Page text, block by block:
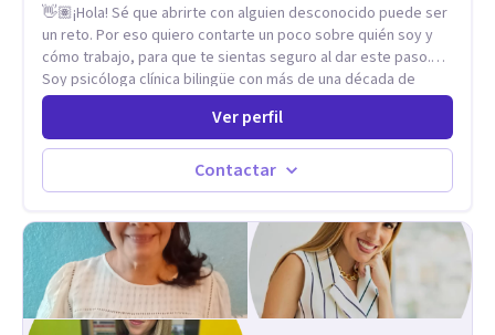
👋🏽¡Hola! Sé que abrirte con alguien desconocido puede ser
un reto. Por eso quiero contarte un poco sobre quién soy y
cómo trabajo, para que te sientas seguro al dar este paso.
Soy psicóloga clínica bilingüe con más de una década de
experiencia. He dictado conferencias, escrito artículos y
ejercido como profesora universitaria. Un dato curioso: he
vivido en varios países y conozco de primera mano lo que
significa ser migrante, adaptarse a los cambios y empezar de
nuevo.
Ver perfil
Contactar